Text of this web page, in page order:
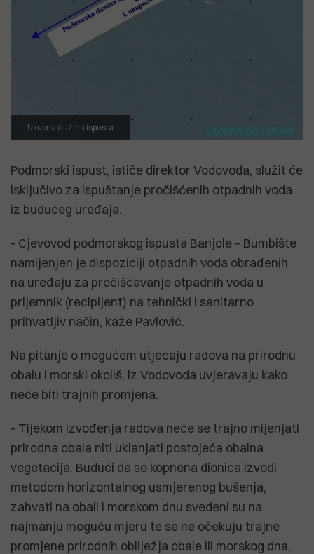
Ukupna dužina ispusta
Podmorski ispust, ističe direktor Vodovoda, služit će
isključivo za ispuštanje pročišćenih otpadnih voda
iz budućeg uređaja.
- Cjevovod podmorskog ispusta Banjole – Bumbište
namijenjen je dispoziciji otpadnih voda obrađenih
na uređaju za pročišćavanje otpadnih voda u
prijemnik (recipijent) na tehnički i sanitarno
prihvatljiv način, kaže Pavlović.
Na pitanje o mogućem utjecaju radova na prirodnu
obalu i morski okoliš, iz Vodovoda uvjeravaju kako
neće biti trajnih promjena.
- Tijekom izvođenja radova neće se trajno mijenjati
prirodna obala niti uklanjati postojeća obalna
vegetacija. Budući da se kopnena dionica izvodi
metodom horizontalnog usmjerenog bušenja,
zahvati na obali i morskom dnu svedeni su na
najmanju moguću mjeru te se ne očekuju trajne
promjene prirodnih obilježja obale ili morskog dna,